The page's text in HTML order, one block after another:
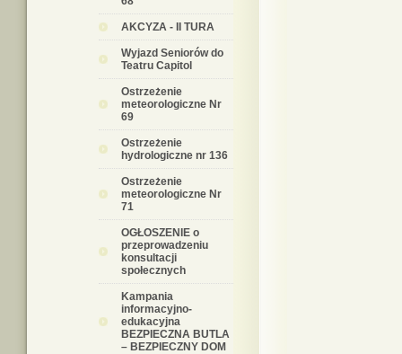
AKCYZA - II TURA
Wyjazd Seniorów do
Teatru Capitol
Ostrzeżenie
meteorologiczne Nr
69
Ostrzeżenie
hydrologiczne nr 136
Ostrzeżenie
meteorologiczne Nr
71
OGŁOSZENIE o
przeprowadzeniu
konsultacji
społecznych
Kampania
informacyjno-
edukacyjna
BEZPIECZNA BUTLA
– BEZPIECZNY DOM